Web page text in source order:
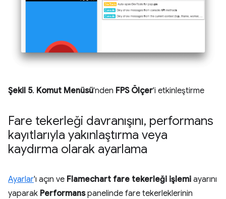
Şekil 5. Komut Menüsü'nden FPS Ölçer'i etkinleştirme
Fare tekerleği davranışını, performans
kayıtlarıyla yakınlaştırma veya
kaydırma olarak ayarlama
Ayarlar'ı açın ve Flamechart fare tekerleği işlemi ayarını
yaparak Performanspanelinde fare tekerleklerinin